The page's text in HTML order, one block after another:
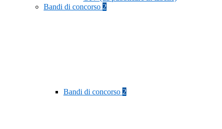
Bandi di concorso 2
Bandi di concorso 2